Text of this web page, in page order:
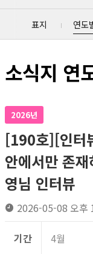
표지 연도
소식지 연
2026년
[190호][인
안에서만 존
영님 인터뷰
2026-05-08 오후
기간 4월